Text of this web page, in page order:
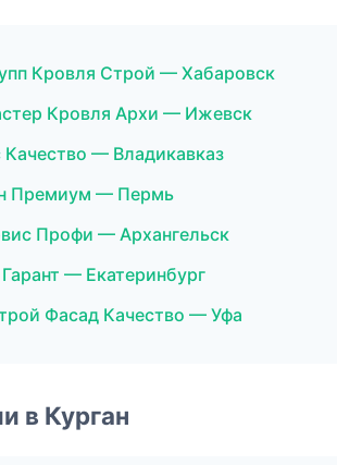
Кровля Строй — Хабаровск
Кровля Архи — Ижевск
— Владикавказ
Премиум — Пермь
Профи — Архангельск
— Екатеринбург
Фасад Качество — Уфа
в Курган